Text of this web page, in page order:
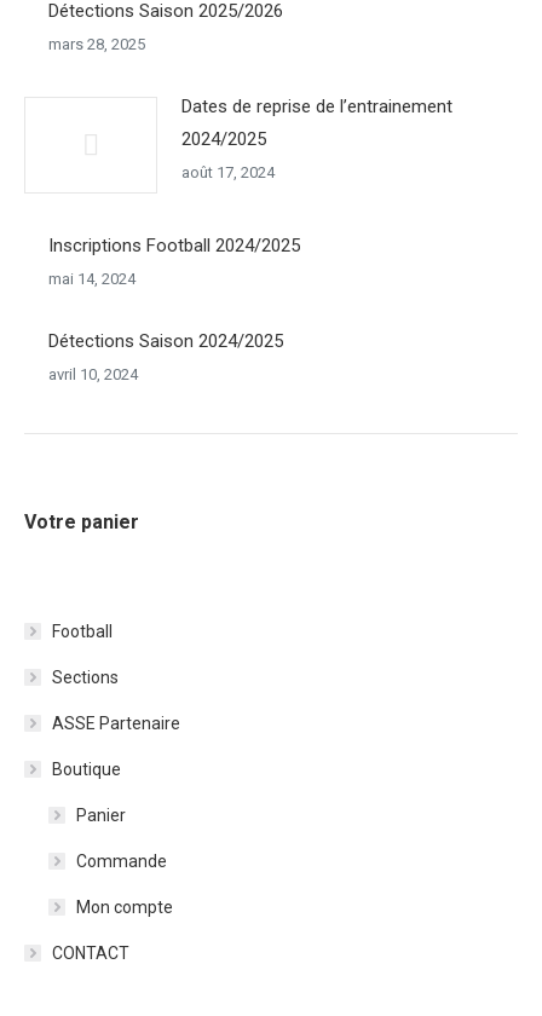
Détections Saison 2025/2026
mars 28, 2025
Dates de reprise de l’entrainement
2024/2025
août 17, 2024
Inscriptions Football 2024/2025
mai 14, 2024
Détections Saison 2024/2025
avril 10, 2024
Votre panier
Football
Sections
ASSE Partenaire
Boutique
Panier
Commande
Mon compte
CONTACT